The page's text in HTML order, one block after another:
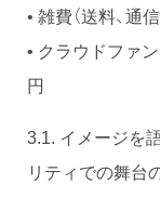
• 雑費（送
• クラウドフ
円
3.1. イメージを
リティでの舞台